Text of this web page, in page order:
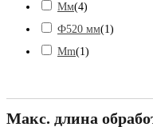
Мм(4)
Ф520 мм(1)
Mm(1)
Макс. длина